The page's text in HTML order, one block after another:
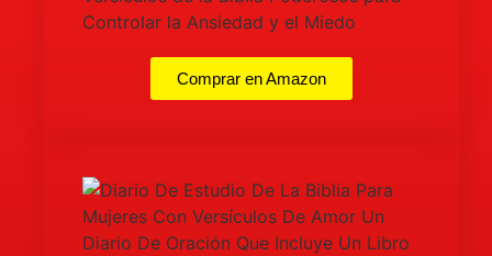
Comprar en Amazon